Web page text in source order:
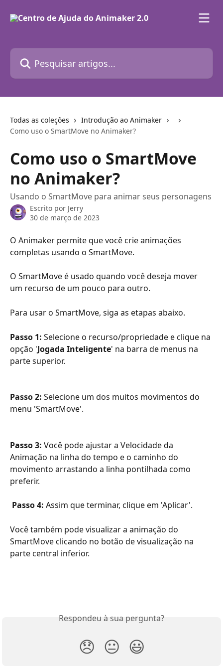
Pesquisar artigos...
Todas as coleções
Introdução ao Animaker
Como uso o SmartMove no Animaker?
Como uso o SmartMove
no Animaker?
Usando o SmartMove para animar seus personagens
Escrito por Jerry
30 de março de 2023
O Animaker permite que você crie animações
completas usando o SmartMove.
O SmartMove é usado quando você deseja mover
um recurso de um pouco para outro.
Para usar o SmartMove, siga as etapas abaixo.
Passo 1: Selecione o recurso/propriedade e clique na
opção 'Jogada Inteligente' na barra de menus na
parte superior.
Passo 2: Selecione um dos muitos movimentos do
menu 'SmartMove'.
Passo 3: Você pode ajustar a Velocidade da
Animação na linha do tempo e o caminho do
movimento arrastando a linha pontilhada como
preferir.
Passo 4: Assim que terminar, clique em 'Aplicar'.
Você também pode visualizar a animação do
SmartMove clicando no botão de visualização na
parte central inferior.
Respondeu à sua pergunta?
😞 😐 😃